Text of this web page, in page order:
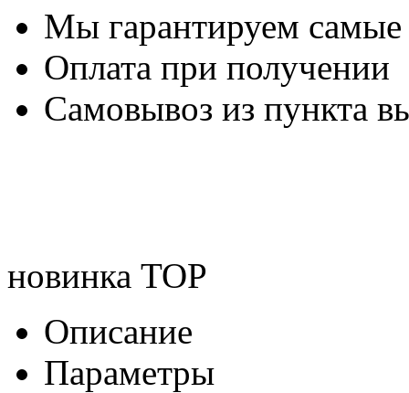
Мы гарантируем
Оплата при получении
Самовывоз из пункта
новинка TOP
Описание
Параметры